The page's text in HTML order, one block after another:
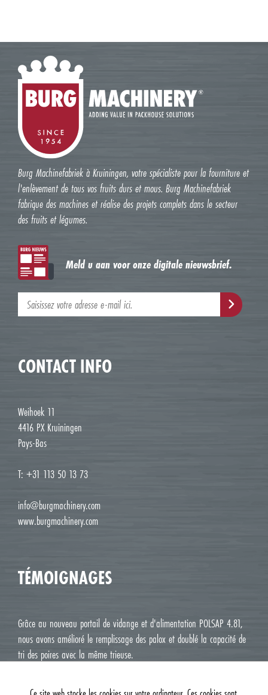
Burg Machinefabriek à Kruiningen, votre spécialiste pour la fourniture et
l'enlèvement de tous vos fruits durs et mous. Burg Machinefabriek
fabrique des machines et réalise des projets complets dans le secteur
des fruits et légumes.
Meld u aan voor onze digitale nieuwsbrief.
CONTACT INFO
Weihoek 11
4416 PX Kruiningen
Pays-Bas
T: +31 113 50 13 73
info@burgmachinery.com
www.burgmachinery.com
TÉMOIGNAGES
Grâce au nouveau portail de vidange et d'alimentation POLSAP 4.81,
nous avons amélioré le remplissage des palox et doublé la capacité de
tri des poires avec la même trieuse.